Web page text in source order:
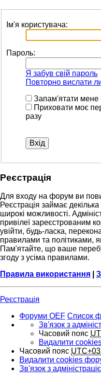
Ім'я користувача:
Пароль:
Я забув свій пароль
Повторно вислати
Запам'ятати мене
Приховати моє
разу
Реєстрація
Для входу на форум ви
Реєстрація займає
широкі можливості.
привілеї зареєстрованим
увійти, будь-ласка,
правилами та політиками,
Пам'ятайте, що ваше
згоду з усіма правилами.
Правила використання
Реєстрація
Форуми OEF Список
Зв'язок з
Часовий пояс
Видалити
Часовий пояс
Видалити cookies
Зв'язок з